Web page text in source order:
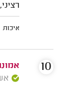
איכות
10